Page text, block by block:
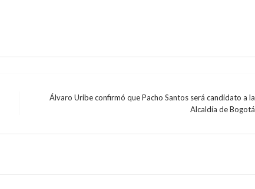
Álvaro Uribe confirmó que Pacho Santos será candidato a la
Alcaldía de Bogotá